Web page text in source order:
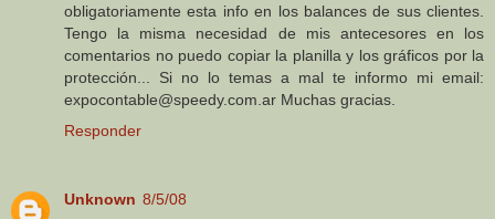
obligatoriamente esta info en los balances de sus clientes.
Tengo la misma necesidad de mis antecesores en los
comentarios no puedo copiar la planilla y los gráficos por la
protección... Si no lo temas a mal te informo mi email:
expocontable@speedy.com.ar Muchas gracias.
Responder
Unknown 8/5/08